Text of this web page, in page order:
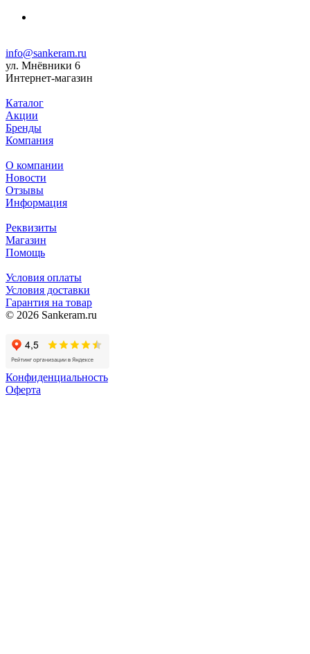
info@sankeram.ru
ул. Мнёвники 6
Интернет-магазин
Каталог
Акции
Бренды
Компания
О компании
Новости
Отзывы
Информация
Реквизиты
Магазин
Помощь
Условия оплаты
Условия доставки
Гарантия на товар
© 2026 Sankeram.ru
Конфиденциальность
Оферта